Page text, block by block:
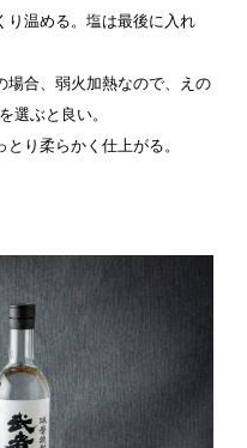
り温める。塩は最後に入れ
場合、弱火加熱なので、えの
選ぶと良い。
り柔らかく仕上がる。